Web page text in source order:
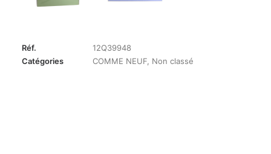
Réf.
12Q39948
Catégories
COMME NEUF Non classé